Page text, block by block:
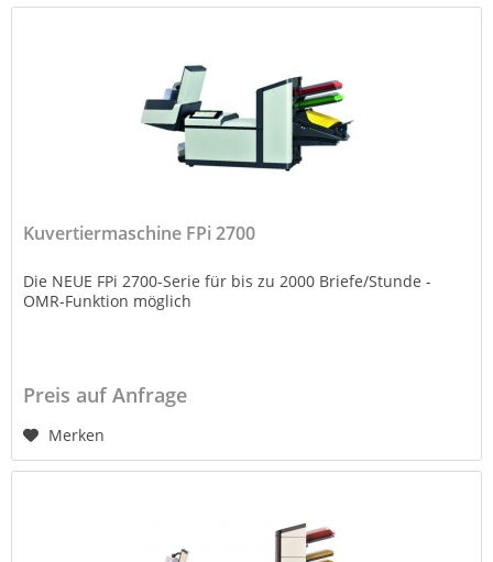
Kuvertiermaschine FPi 2700
Die NEUE FPi 2700-Serie für bis zu 2000 Briefe/Stunde -
OMR-Funktion möglich
Preis auf Anfrage
Merken